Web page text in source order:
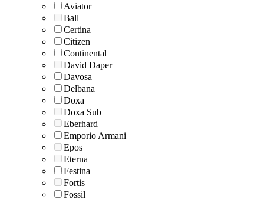
Aviator
Ball
Certina
Citizen
Continental
David Daper
Davosa
Delbana
Doxa
Doxa Sub
Eberhard
Emporio Armani
Epos
Eterna
Festina
Fortis
Fossil